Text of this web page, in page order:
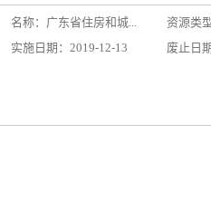
名称： 广东省住房和城...
资源类
实施日期：2019-12-13
废止日